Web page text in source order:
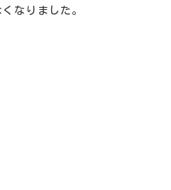
なりました。